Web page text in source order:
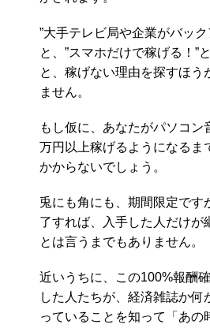
”大手テレビ局や企業がバック
と、”スマホだけで稼げる！”
と、稼げない理由を探すほう
ません。
もし仮に、あなたがパソコン
万円以上稼げるようになるま
かからないでしょう。
兎にも角にも、期間限定です
了すれば、入手した人だけが
とは言うまでもありません。
近いうちに、この100%報酬
した人たちが、経済雑誌か何
っていることを知って「あの